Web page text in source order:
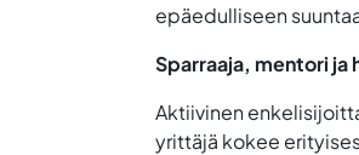
epäedulliseen
Sparraaja, mentori ja
Aktiivinen
yrittäjä kokee